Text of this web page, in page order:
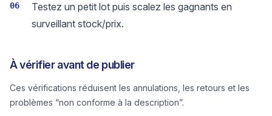
06
Testez un petit lot puis scalez les gagnants en
surveillant stock/prix.
À vérifier avant de publier
Ces vérifications réduisent les annulations, les retours et les
problèmes “non conforme à la description”.